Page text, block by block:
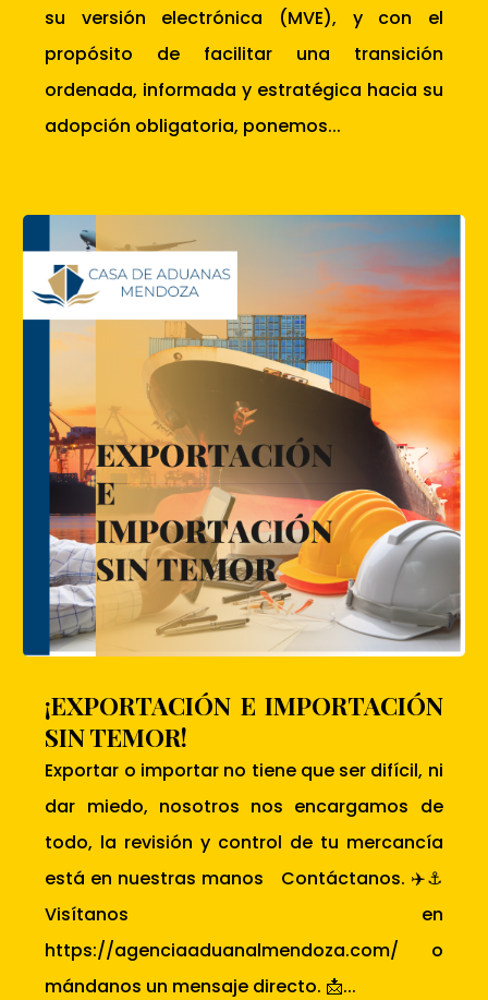
su versión electrónica (MVE), y con el
propósito de facilitar una transición
ordenada, informada y estratégica hacia su
adopción obligatoria, ponemos...
¡EXPORTACIÓN E IMPORTACIÓN
SIN TEMOR!
Exportar o importar no tiene que ser difícil, ni
dar miedo, nosotros nos encargamos de
todo, la revisión y control de tu mercancía
está en nuestras manos Contáctanos. ✈️⚓
Visítanos en
https://agenciaaduanalmendoza.com/ o
mándanos un mensaje directo. 📩...